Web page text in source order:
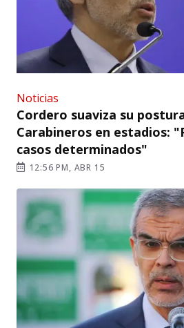
Noticias
Cordero suaviza su
Carabineros en estadios:
casos determinados"
12:56 PM, ABR 15